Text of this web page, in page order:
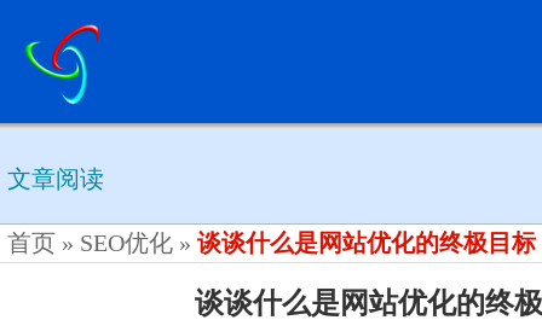
文章阅读
首页 » SEO优化 » 谈谈什么是网站优化的终极目标
谈谈什么是网站优化的终